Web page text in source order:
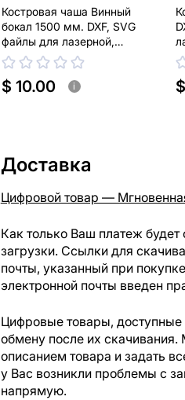
Костровая чаша Винный
бокал 1500 мм. DXF, SVG
файлы для лазерной,
плазменной резки
$ 10.00 i
Доставка
Цифровой товар —
Как только Ваш платеж
загрузки. Ссылки для
почты, указанный при
электронной почты введен
Цифровые товары, доступные
обмену после их
описанием товара и задать
у Вас возникли проблемы с
напрямую.